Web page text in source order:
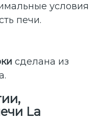
условия
печи.
сделана из
La